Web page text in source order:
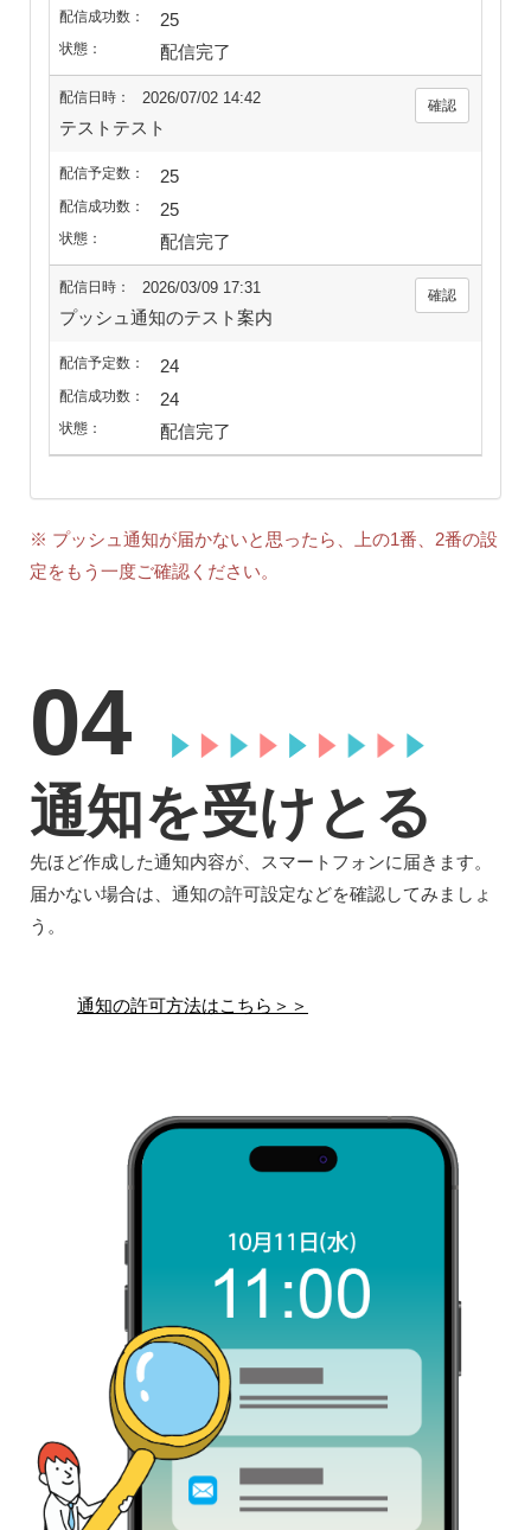
25
配信完了
2026/07/02 14:42
テストテスト
25
25
配信完了
2026/03/09 17:31
プッシュ通知のテスト案内
24
24
配信完了
※ プッシュ通知が届かないと思ったら、上の1番、2番の設
定をもう一度ご確認ください。
04
通知を受けとる
先ほど作成した通知内容が、スマートフォンに届きます。
届かない場合は、通知の許可設定などを確認してみましょ
う。
通知の許可方法はこちら＞＞